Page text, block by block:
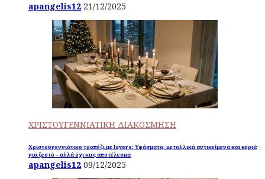
apangelis12 21/12/2025
ΧΡΙΣΤΟΥΓΕΝΝΙΑΤΙΚΗ ΔΙΑΚΟΣΜΗΣΗ
Χριστουγεννιάτικο τραπέζι με layers: Υφάσματα, μεταλλικά αντικείμενα και κεριά
για ζεστό – αλλά όχι κιτς αποτέλεσμα
apangelis12 09/12/2025